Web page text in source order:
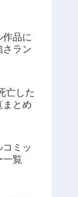
作品に
さラン
亡した
まとめ
コミッ
一覧